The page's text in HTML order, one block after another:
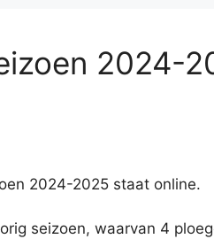
2024-
2024-2025 staat online.
seizoen, waarvan 4